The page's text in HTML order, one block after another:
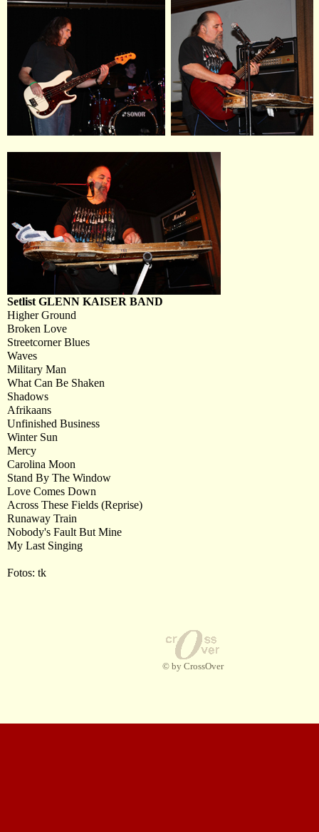
Setlist GLENN KAISER BAND
Higher Ground
Broken Love
Streetcorner Blues
Waves
Military Man
What Can Be Shaken
Shadows
Afrikaans
Unfinished Business
Winter Sun
Mercy
Carolina Moon
Stand By The Window
Love Comes Down
Across These Fields (Reprise)
Runaway Train
Nobody's Fault But Mine
My Last Singing
Fotos: tk
© by CrossOver